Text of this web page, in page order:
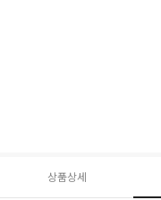
상품상세